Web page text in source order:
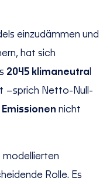
einzudämmen und
hat sich
2045 klimaneutra
–sprich Netto-Null-
nicht
modellierten
Rolle. Es